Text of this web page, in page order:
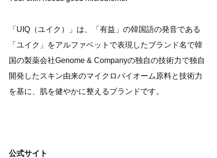
「UIQ（ユイク）」は、「有益」の韓国語の発音である
「ユイク」をアルファベットで表現したブランド名で韓
国の製薬会社Genome & Companyの独自の技術力で独自
開発したスキン由来のマイクロバイオーム原料と技術力
を基に、肌を健やかに整えるブランドです。
公式サイト